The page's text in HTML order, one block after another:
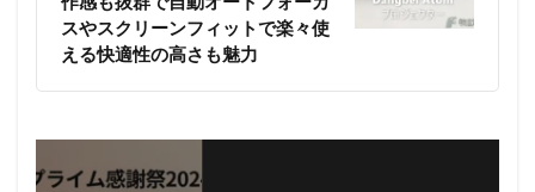
スやスクリーンフィットで楽々使
える快適性の高さも魅力